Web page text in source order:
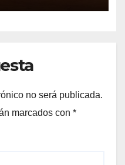
no será publicada.
marcados con *